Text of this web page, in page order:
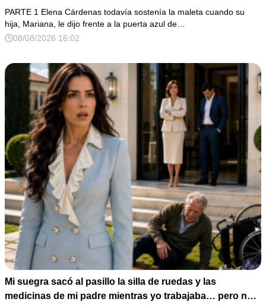
su padre dejó antes de morir
PARTE 1 Elena Cárdenas todavía sostenía la maleta cuando su
hija, Mariana, le dijo frente a la puerta azul de…
08/08/2026 16:02
Mi suegra sacó al pasillo la silla de ruedas y las
medicinas de mi padre mientras yo trabajaba… pero no